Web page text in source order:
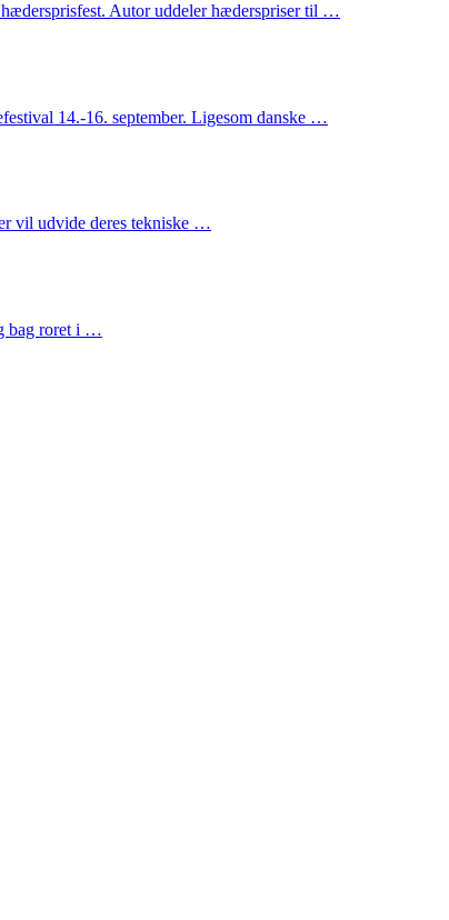
Autor uddeler hæderspriser til …
14.-16. september. Ligesom danske …
vil udvide deres tekniske …
bag roret i …